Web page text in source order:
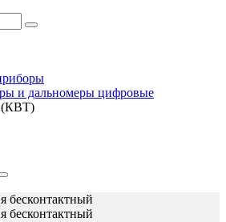
и дальномеры цифровые
(КВТ)